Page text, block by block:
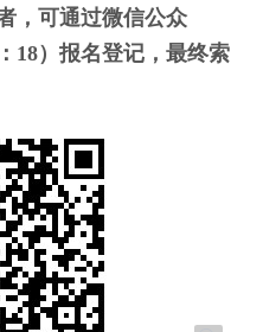
，可通过微信公众
18）报名登记，最终索